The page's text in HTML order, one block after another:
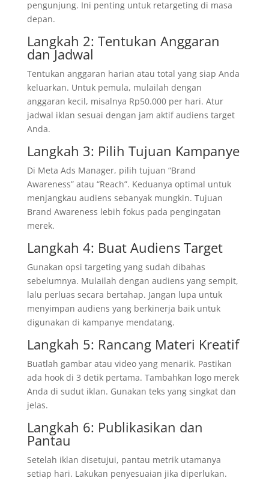
pengunjung. Ini penting untuk retargeting di masa
depan.
Langkah 2: Tentukan Anggaran
dan Jadwal
Tentukan anggaran harian atau total yang siap Anda
keluarkan. Untuk pemula, mulailah dengan
anggaran kecil, misalnya Rp50.000 per hari. Atur
jadwal iklan sesuai dengan jam aktif audiens target
Anda.
Langkah 3: Pilih Tujuan Kampanye
Di Meta Ads Manager, pilih tujuan “Brand
Awareness” atau “Reach”. Keduanya optimal untuk
menjangkau audiens sebanyak mungkin. Tujuan
Brand Awareness lebih fokus pada pengingatan
merek.
Langkah 4: Buat Audiens Target
Gunakan opsi targeting yang sudah dibahas
sebelumnya. Mulailah dengan audiens yang sempit,
lalu perluas secara bertahap. Jangan lupa untuk
menyimpan audiens yang berkinerja baik untuk
digunakan di kampanye mendatang.
Langkah 5: Rancang Materi Kreatif
Buatlah gambar atau video yang menarik. Pastikan
ada hook di 3 detik pertama. Tambahkan logo merek
Anda di sudut iklan. Gunakan teks yang singkat dan
jelas.
Langkah 6: Publikasikan dan
Pantau
Setelah iklan disetujui, pantau metrik utamanya
setiap hari. Lakukan penyesuaian jika diperlukan.